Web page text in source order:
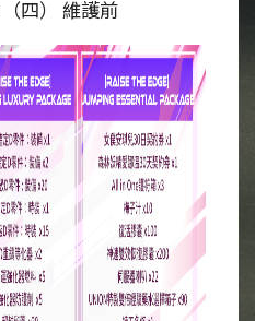
（四） 維護前